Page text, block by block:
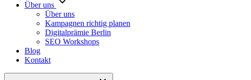
Über uns
Über uns
Kampagnen richtig planen
Digitalprämie Berlin
SEO Workshops
Blog
Kontakt